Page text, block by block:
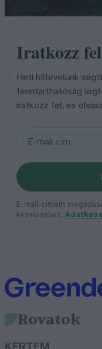
Iratkozz
Heti hírlevelünk
fenntarthatóság
iratkozz fel, és
E-mail-címem
kezeléséhez.
Rovatok